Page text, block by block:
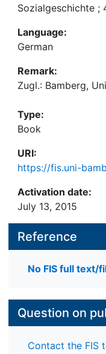
Sozialgeschichte ;
Language:
German
Remark:
Zugl.: Bamberg,
Type:
Book
URI:
https://fis.uni-
Activation date:
July 13, 2015
Reference
No FIS full text/
Question on
Contact the FIS